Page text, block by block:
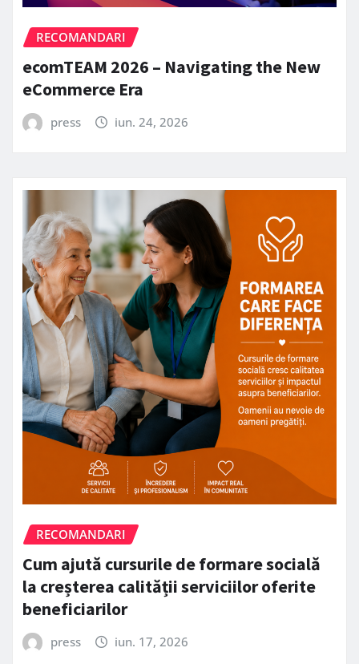
RECOMANDARI
ecomTEAM 2026 – Navigating the New
eCommerce Era
press iun. 24, 2026
RECOMANDARI
Cum ajută cursurile de formare socială
la creșterea calității serviciilor oferite
beneficiarilor
press iun. 17, 2026